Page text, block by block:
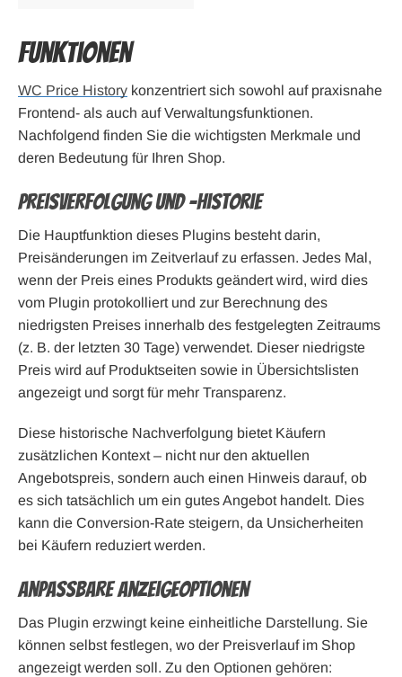
Funktionen
WC Price History konzentriert sich sowohl auf praxisnahe
Frontend- als auch auf Verwaltungsfunktionen.
Nachfolgend finden Sie die wichtigsten Merkmale und
deren Bedeutung für Ihren Shop.
Preisverfolgung und -historie
Die Hauptfunktion dieses Plugins besteht darin,
Preisänderungen im Zeitverlauf zu erfassen. Jedes Mal,
wenn der Preis eines Produkts geändert wird, wird dies
vom Plugin protokolliert und zur Berechnung des
niedrigsten Preises innerhalb des festgelegten Zeitraums
(z. B. der letzten 30 Tage) verwendet. Dieser niedrigste
Preis wird auf Produktseiten sowie in Übersichtslisten
angezeigt und sorgt für mehr Transparenz.
Diese historische Nachverfolgung bietet Käufern
zusätzlichen Kontext – nicht nur den aktuellen
Angebotspreis, sondern auch einen Hinweis darauf, ob
es sich tatsächlich um ein gutes Angebot handelt. Dies
kann die Conversion-Rate steigern, da Unsicherheiten
bei Käufern reduziert werden.
Anpassbare Anzeigeoptionen
Das Plugin erzwingt keine einheitliche Darstellung. Sie
können selbst festlegen, wo der Preisverlauf im Shop
angezeigt werden soll. Zu den Optionen gehören: